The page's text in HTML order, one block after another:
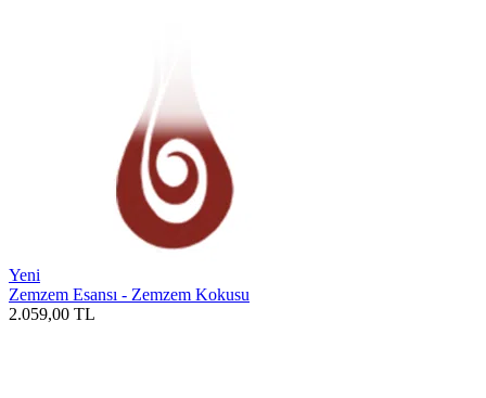
Yeni
Zemzem Esansı - Zemzem Kokusu
2.059,00 TL